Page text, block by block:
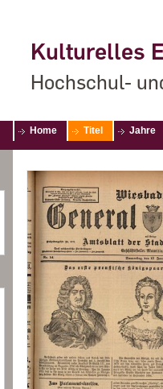
Kulturelles
Hochschul-
Home Titel Jahre